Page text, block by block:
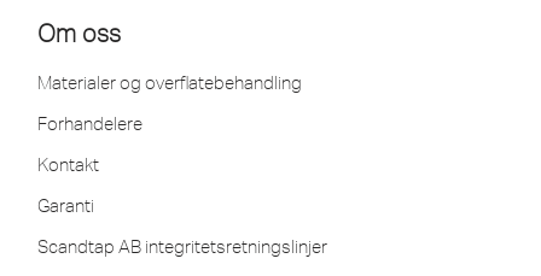
Om oss
Materialer og overflatebehandling
Forhandelere
Kontakt
Garanti
Scandtap AB integritetsretningslinjer